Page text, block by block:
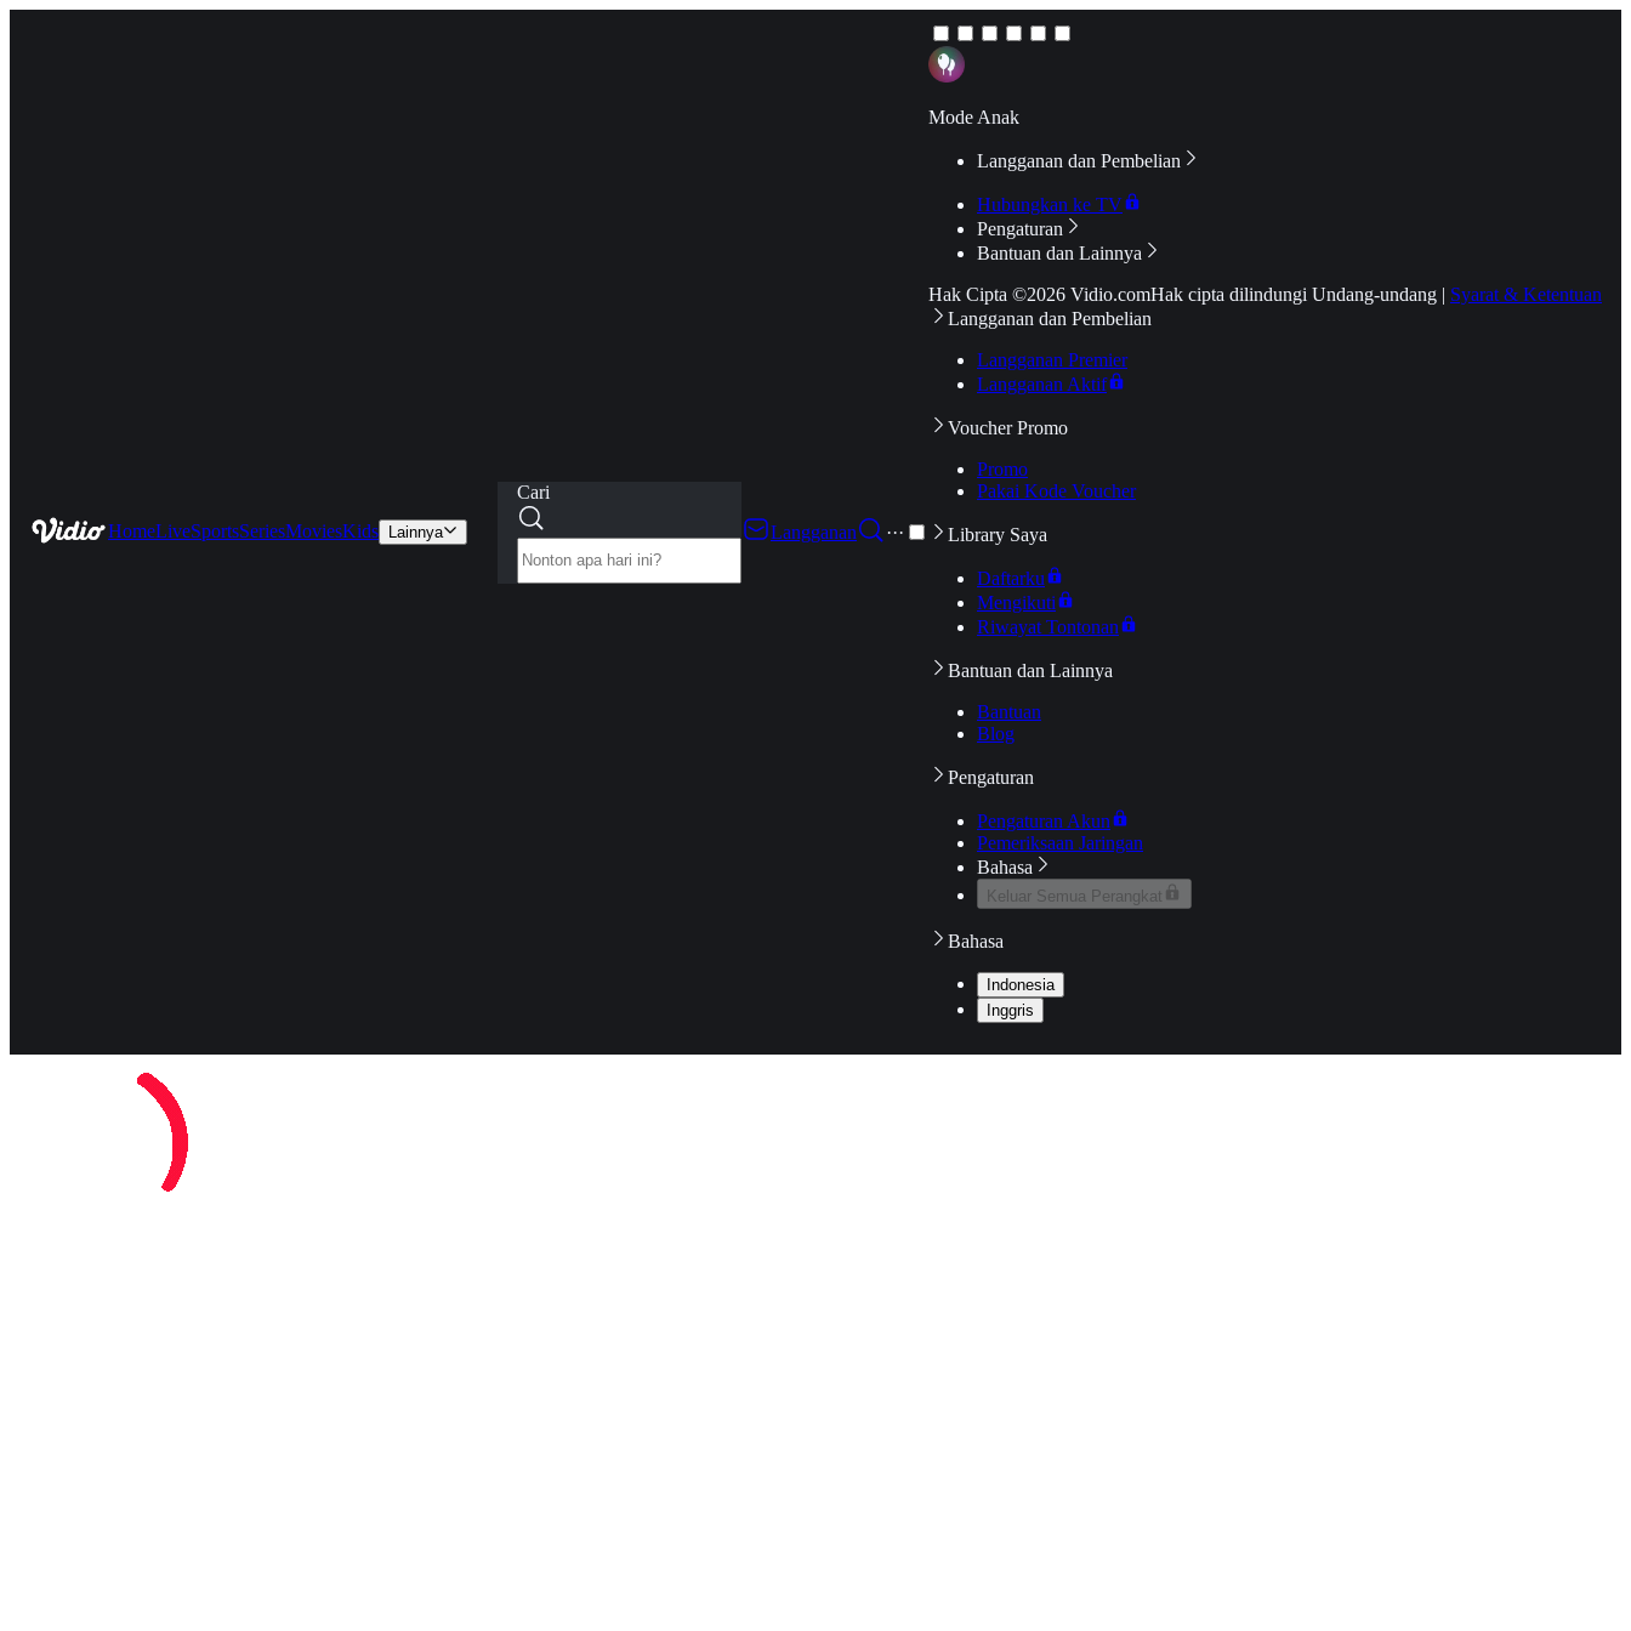
HomeLiveSportsSeriesMoviesKids Lainnya
Cari
Langganan
···
Mode Anak
Langganan dan Pembelian
Hubungkan ke TV
Pengaturan
Bantuan dan Lainnya
Hak Cipta ©2026 Vidio.comHak cipta dilindungi Undang-undang | Syarat & Ketentuan
Langganan dan Pembelian
Langganan Premier
Langganan Aktif
Voucher Promo
Promo
Pakai Kode Voucher
Library Saya
Daftarku
Mengikuti
Riwayat Tontonan
Bantuan dan Lainnya
Bantuan
Blog
Pengaturan
Pengaturan Akun
Pemeriksaan Jaringan
Bahasa
Keluar Semua Perangkat
Bahasa
Indonesia
Inggris